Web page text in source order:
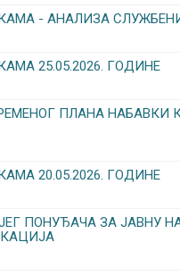
- АНАЛИЗА
25.05.2026. ГОДИНЕ
ПЛАНА НАБАВКИ
20.05.2026. ГОДИНЕ
ПОНУЂАЧА ЗА ЈАВНУ